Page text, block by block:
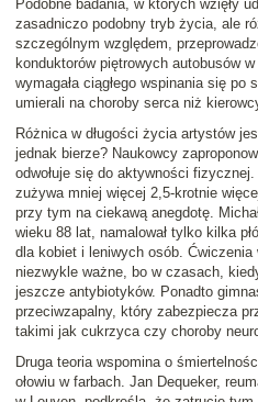
Podobne badania, w których wzięły
zasadniczo podobny tryb życia, ale
szczególnym względem,
konduktorów piętrowych autobusów
wymagała ciągłego wspinania się po
umierali na choroby serca niż
Różnica w długości życia artystów
jednak bierze? Naukowcy
odwołuje się do aktywności fizycznej.
zużywa mniej więcej 2,5-krotnie
przy tym na ciekawą anegdotę.
wieku 88 lat, namalował tylko kilka
dla kobiet i leniwych osób.
niezwykle ważne, bo w czasach,
jeszcze antybiotyków. Ponadto
przeciwzapalny, który zabezpiecza
takimi jak cukrzyca czy choroby
Druga teoria wspomina o
ołowiu w farbach. Jan Dequeker,